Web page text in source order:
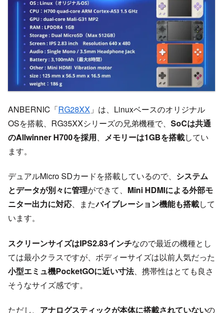
ANBERNIC「RG28XX 」は、Linuxベースのオリジナル
OSを搭載、RG35XXシリーズの兄弟機種で、 SoCは共通
のAllwinner H700を採用、 メモリーは1GBを搭載してい
ます。
デュアルMicro SDカードを搭載しているので、 システム
とデータが別々に管理ができて、 Mini HDMIによる外部モ
ニター出力に対応、またバイブレーション機能も搭載して
います。
スクリーンサイズはIPS2.83インチなので最近の機種とし
ては最小クラスですが、ボディーサイズは以前人気だった
小型エミュ機PocketGOに近い寸法、携帯性はとても良さ
そうなサイズ感です。
ただし、 アナログスティックが本体に搭載されていないの